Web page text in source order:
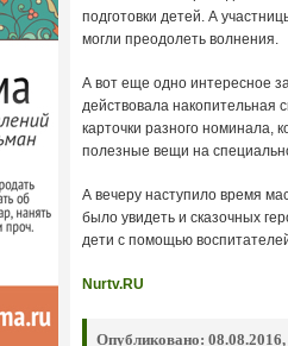
подготовки детей. А
могли преодолеть волнения.
А вот еще одно интересное
действовала накопительная
карточки разного номинала,
полезные вещи на
А вечеру наступило время
было увидеть и сказочных
дети с помощью
Nurtv.RU
Опубликовано: